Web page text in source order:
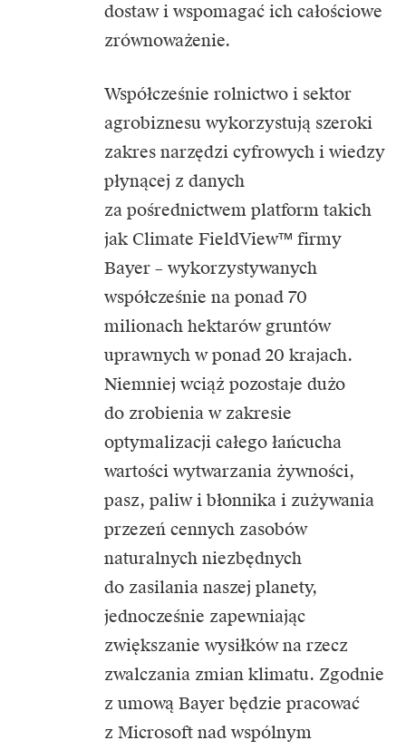
dostaw i wspomagać ich całościowe
zrównoważenie.
Współcześnie rolnictwo i sektor
agrobiznesu wykorzystują szeroki
zakres narzędzi cyfrowych i wiedzy
płynącej z danych
za pośrednictwem platform takich
jak Climate FieldView™ firmy
Bayer – wykorzystywanych
współcześnie na ponad 70
milionach hektarów gruntów
uprawnych w ponad 20 krajach.
Niemniej wciąż pozostaje dużo
do zrobienia w zakresie
optymalizacji całego łańcucha
wartości wytwarzania żywności,
pasz, paliw i błonnika i zużywania
przezeń cennych zasobów
naturalnych niezbędnych
do zasilania naszej planety,
jednocześnie zapewniając
zwiększanie wysiłków na rzecz
zwalczania zmian klimatu. Zgodnie
z umową Bayer będzie pracować
z Microsoft nad wspólnym